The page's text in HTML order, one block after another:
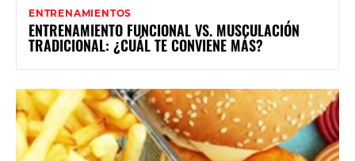
ENTRENAMIENTOS
ENTRENAMIENTO FUNCIONAL VS. MUSCULACIÓN
TRADICIONAL: ¿CUÁL TE CONVIENE MÁS?